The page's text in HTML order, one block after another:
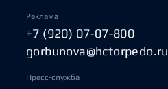
Реклама
+7 (920) 07-07-800
gorbunova@hctorpedo.ru
Пресс-служба